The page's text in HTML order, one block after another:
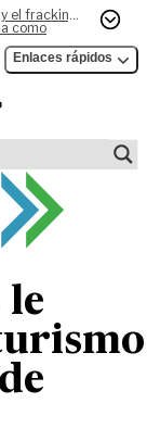
el fracking,
como
Enlaces rápidos
le